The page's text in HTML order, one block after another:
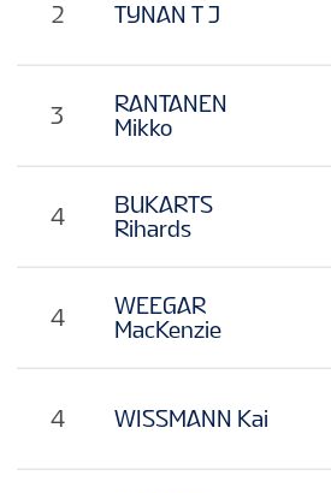
2 TYNAN T J
3
RANTANEN
Mikko
4
BUKARTS
Rihards
4
WEEGAR
MacKenzie
4 WISSMANN Kai